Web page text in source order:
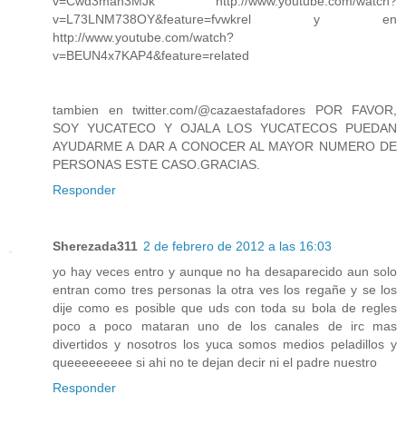
v=L73LNM738OY&feature=fvwkrel y en
http://www.youtube.com/watch?
v=BEUN4x7KAP4&feature=related
tambien en twitter.com/@cazaestafadores POR FAVOR,
SOY YUCATECO Y OJALA LOS YUCATECOS PUEDAN
AYUDARME A DAR A CONOCER AL MAYOR NUMERO DE
PERSONAS ESTE CASO.GRACIAS.
Responder
Sherezada311 2 de febrero de 2012 a las 16:03
yo hay veces entro y aunque no ha desaparecido aun solo
entran como tres personas la otra ves los regañe y se los
dije como es posible que uds con toda su bola de regles
poco a poco mataran uno de los canales de irc mas
divertidos y nosotros los yuca somos medios peladillos y
queeeeeeeee si ahi no te dejan decir ni el padre nuestro
Responder